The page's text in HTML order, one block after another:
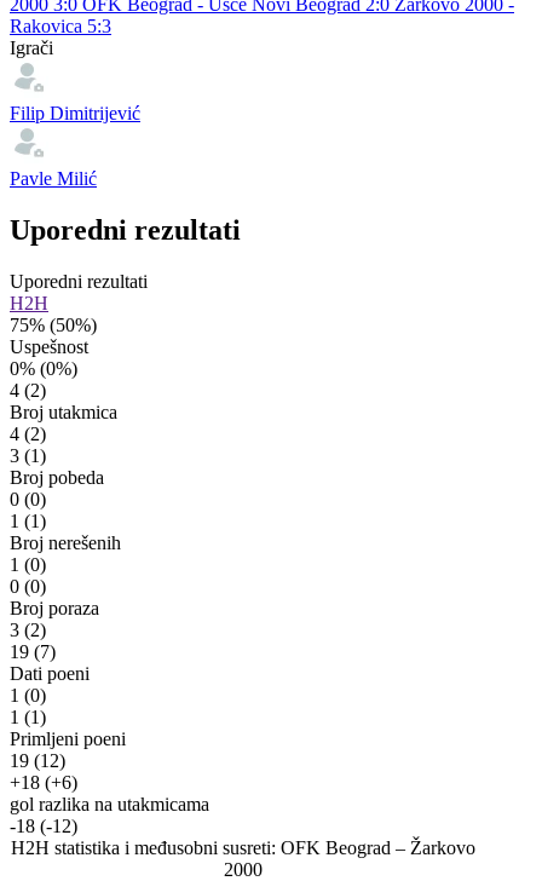
Rakovica 5:3
Igrači
Filip Dimitrijević
Pavle Milić
Uporedni rezultati
Uporedni rezultati
H2H
75% (50%)
Uspešnost
0% (0%)
4 (2)
Broj utakmica
4 (2)
3 (1)
Broj pobeda
0 (0)
1 (1)
Broj nerešenih
1 (0)
0 (0)
Broj poraza
3 (2)
19 (7)
Dati poeni
1 (0)
1 (1)
Primljeni poeni
19 (12)
+18 (+6)
gol razlika na utakmicama
-18 (-12)
H2H statistika i međusobni susreti: OFK Beograd – Žarkovo
2000